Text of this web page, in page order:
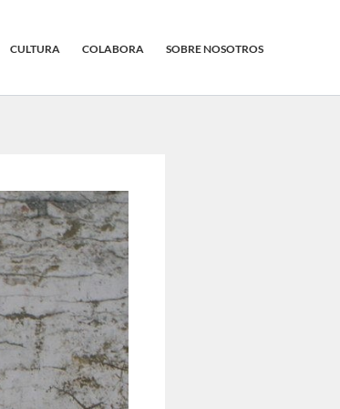
CULTURA COLABORA SOBRE NOSOTROS